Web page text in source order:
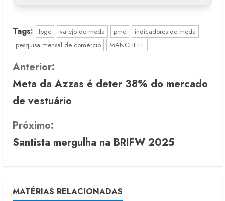
Tags: Ibge varejo de moda pmc
indicadores de moda
pesquisa mensal de comércio
MANCHETE
C
o
n
t
i
u
Anterior:
Meta da Azzas é deter 38% do mercado
de vestuário
Próximo:
Santista mergulha na BRIFW 2025
MATÉRIAS RELACIONADAS